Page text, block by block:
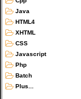
Java
HTML4
XHTML
CSS
Javascript
Php
Batch
Plus...